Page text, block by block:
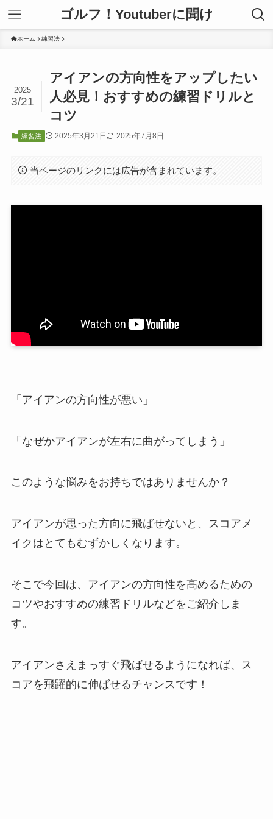
ゴルフ！Youtuberに聞け
ホーム 練習法
アイアンの方向性をアップしたい
人必見！おすすめの練習ドリルと
コツ
2025
3/21
練習法 2025年3月21日 2025年7月8日
当ページのリンクには広告が含まれています。
「アイアンの方向性が悪い」
「なぜかアイアンが左右に曲がってしまう」
このような悩みをお持ちではありませんか？
アイアンが思った方向に飛ばせないと、スコアメ
イクはとてもむずかしくなります。
そこで今回は、アイアンの方向性を高めるための
コツやおすすめの練習ドリルなどをご紹介しま
す。
アイアンさえまっすぐ飛ばせるようになれば、ス
コアを飛躍的に伸ばせるチャンスです！